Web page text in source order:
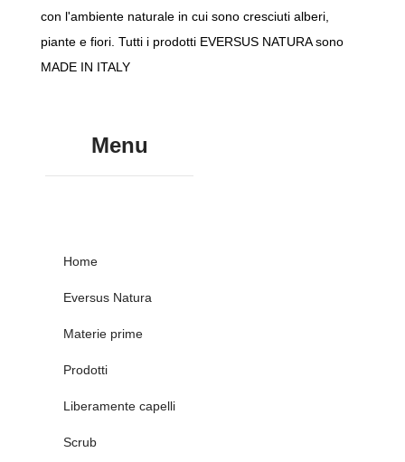
con l'ambiente naturale in cui sono cresciuti alberi,
piante e fiori. Tutti i prodotti EVERSUS NATURA sono
MADE IN ITALY
Menu
Home
Eversus Natura
Materie prime
Prodotti
Liberamente capelli
Scrub